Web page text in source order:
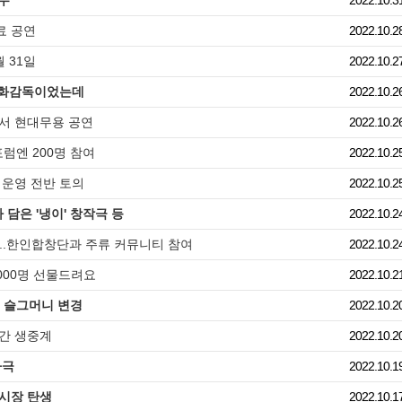
공연
31일
감독이었는데
현대무용 공연
엔 200명 참여
영 전반 토의
담은 '냉이' 창작극 등
인합창단과 주류 커뮤니티 참여
명 선물드려요 2022.10.21
그머니 변경
생중계
장 탄생